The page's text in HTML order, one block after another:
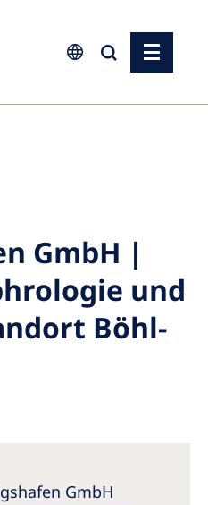
GmbH |
und
Böhl-
GmbH